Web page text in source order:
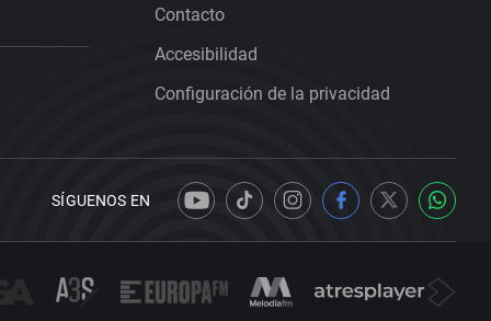
Contacto
Accesibilidad
Configuración de la privacidad
SÍGUENOS EN